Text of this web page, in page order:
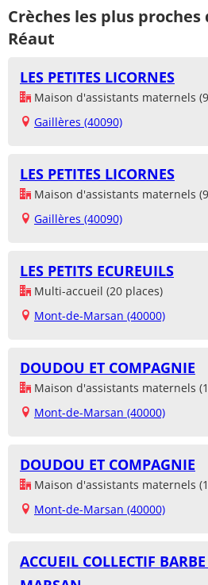
Crèches les plus proches
Réaut
LES PETITES LICORNES
Maison d'assistants maternels
Gaillères (40090)
LES PETITES LICORNES
Maison d'assistants maternels
Gaillères (40090)
LES PETITS ECUREUILS
Multi-accueil (20 places)
Mont-de-Marsan (40000)
DOUDOU ET COMPAGNIE
Maison d'assistants maternels
Mont-de-Marsan (40000)
DOUDOU ET COMPAGNIE
Maison d'assistants maternels
Mont-de-Marsan (40000)
ACCUEIL COLLECTIF